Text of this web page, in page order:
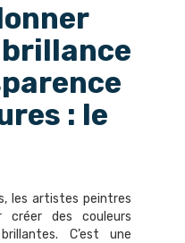
: le
les artistes peintres
des couleurs
C’est une